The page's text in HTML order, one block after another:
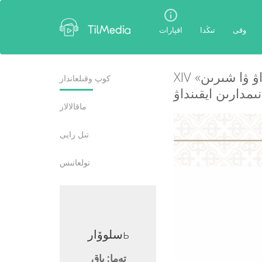
اقپارات تىڭدا وقى
كوپ وقىلعاندار
ماقالالار
تىل رايى
تولعانىس
سلوۆارь
تەما: باق
XIV ع. سەيف سارايدىڭ «گٴا لىستان بيت-تۋركي» جانە «حۇسراۋ ۋا شىرىن»
ايقىنداۋ